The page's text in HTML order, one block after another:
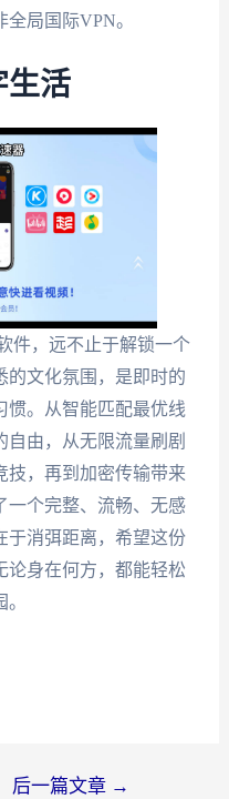
局国际VPN。
生活
件，远不止于解锁一个
的文化氛围，是即时的
惯。从智能匹配最优线
由，从无限流量刷剧
技，再到加密传输带来
一个完整、流畅、无感
于消弭距离，希望这份
论身在何方，都能轻松
后一篇文章 →